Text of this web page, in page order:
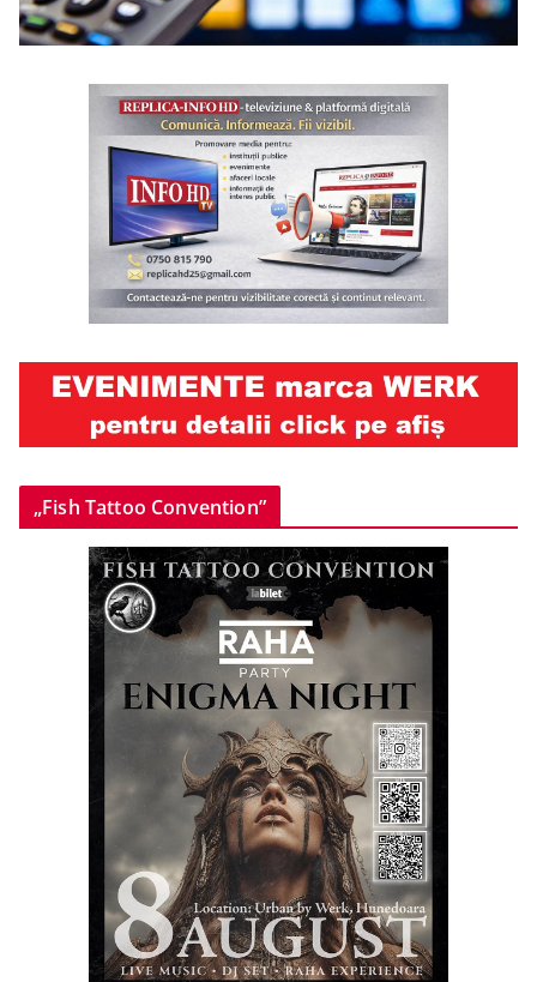
„Fish Tattoo Convention”